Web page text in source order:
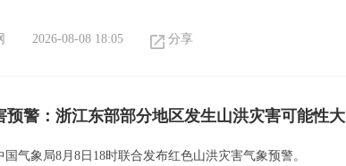
2026-08-08 18:05 分享
预警：浙江东部部分地区发生山洪灾害可能性大
国气象局8月8日18时联合发布红色山洪灾害气象预警。